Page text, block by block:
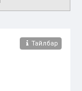
Тайлбар